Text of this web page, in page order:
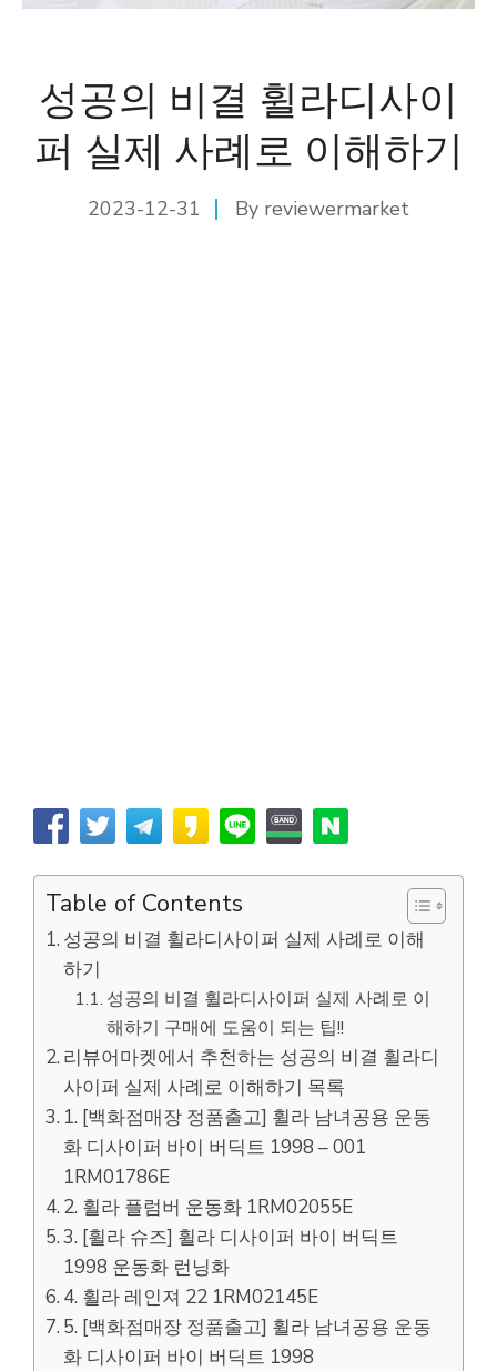
성공의 비결 휠라디사이
퍼 실제 사례로 이해하기
2023-12-31 By reviewermarket
Table of Contents
성공의 비결 휠라디사이퍼 실제 사례로 이해
하기
성공의 비결 휠라디사이퍼 실제 사례로 이
해하기 구매에 도움이 되는 팁!!
리뷰어마켓에서 추천하는 성공의 비결 휠라디
사이퍼 실제 사례로 이해하기 목록
1. [백화점매장 정품출고] 휠라 남녀공용 운동
화 디사이퍼 바이 버딕트 1998 – 001
1RM01786E
2. 휠라 플럼버 운동화 1RM02055E
3. [휠라 슈즈] 휠라 디사이퍼 바이 버딕트
1998 운동화 런닝화
4. 휠라 레인져 22 1RM02145E
5. [백화점매장 정품출고] 휠라 남녀공용 운동
화 디사이퍼 바이 버딕트 1998